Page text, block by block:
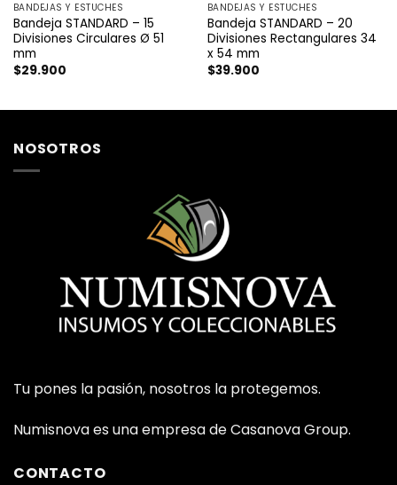
BANDEJAS Y ESTUCHES
Bandeja STANDARD – 15
Divisiones Circulares Ø 51
mm
$29.900
BANDEJAS Y ESTUCHES
Bandeja STANDARD – 20
Divisiones Rectangulares 34
x 54 mm
$39.900
NOSOTROS
Tu pones la pasión, nosotros la protegemos.
Numisnova es una empresa de Casanova Group.
CONTACTO